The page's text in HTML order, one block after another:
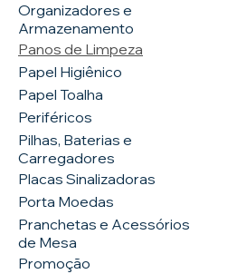
Organizadores e
Armazenamento
Panos de Limpeza
Papel Higiênico
Papel Toalha
Periféricos
Pilhas, Baterias e
Carregadores
Placas Sinalizadoras
Porta Moedas
Pranchetas e Acessórios
de Mesa
Promoção